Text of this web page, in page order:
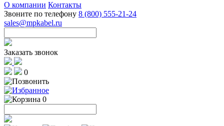
О компании Контакты
Звоните по телефону 8 (800) 555-21-24
sales@mpkabel.ru
Заказать звонок
0
0